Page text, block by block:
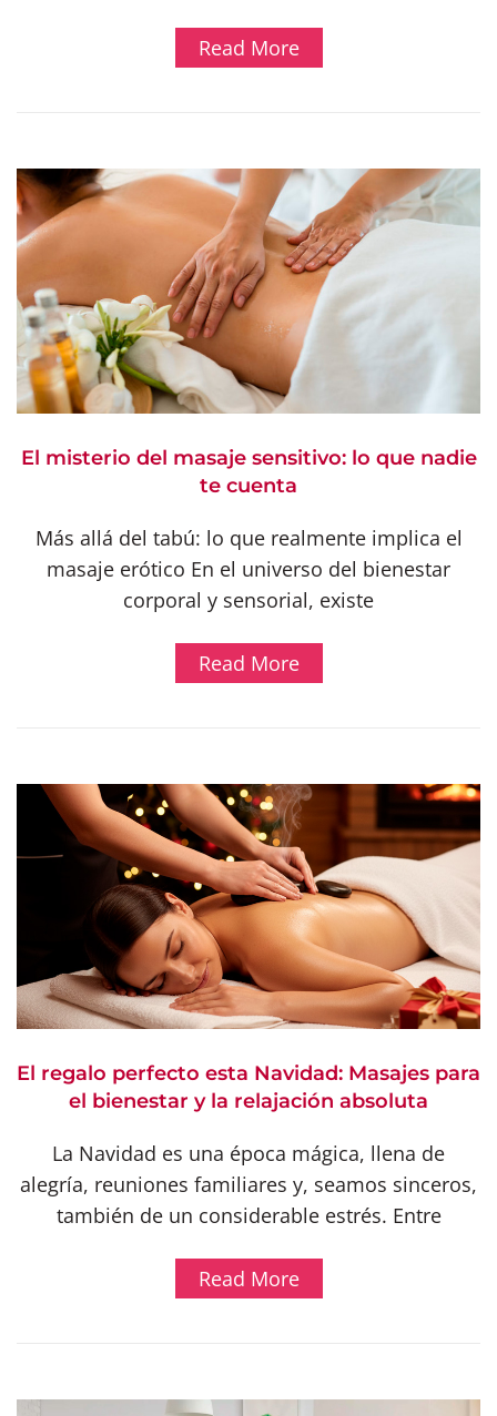
Read More
El misterio del masaje sensitivo: lo que nadie
te cuenta
Más allá del tabú: lo que realmente implica el
masaje erótico En el universo del bienestar
corporal y sensorial, existe
Read More
El regalo perfecto esta Navidad: Masajes para
el bienestar y la relajación absoluta
La Navidad es una época mágica, llena de
alegría, reuniones familiares y, seamos sinceros,
también de un considerable estrés. Entre
Read More